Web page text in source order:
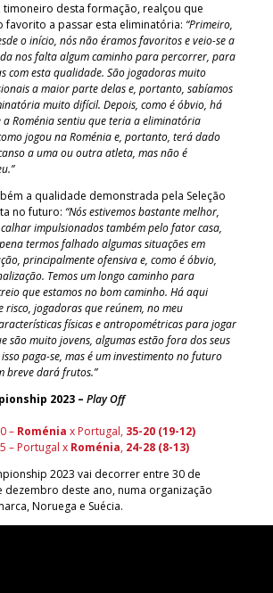
timoneiro desta formação, realçou que
favorito a passar esta eliminatória: “Primeiro,
o início, nós não éramos favoritos e veio-se a
nos falta algum caminho para percorrer, para
com esta qualidade. São jogadoras muito
a maior parte delas e, portanto, sabíamos
muito difícil. Depois, como é óbvio, há
Roménia sentiu que teria a eliminatória
jogou na Roménia e, portanto, terá dado
a uma ou outra atleta, mas não é
a qualidade demonstrada pela Seleção
no futuro: “Nós estivemos bastante melhor,
impulsionados também pelo fator casa,
termos falhado algumas situações em
principalmente ofensiva e, como é óbvio,
Temos um longo caminho para
que estamos no bom caminho. Há aqui
risco, jogadoras que reúnem, no meu
físicas e antropométricas para jogar
são muito jovens, algumas estão fora dos seus
paga-se, mas é um investimento no futuro
breve dará frutos.”
2023 – Play Off
– Roménia x Portugal, 35-20 (19-12)
– Portugal x Roménia, 24-28 (8-13)
2023 vai decorrer entre 30 de
dezembro deste ano, numa organização
Noruega e Suécia.